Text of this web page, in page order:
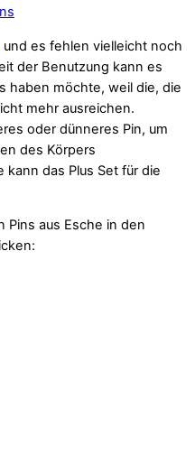
und es fehlen vielleicht noch
der Benutzung kann es
haben möchte, weil die, die
mehr ausreichen.
oder dünneres Pin, um
des Körpers
kann das Plus Set für die
Pins aus Esche in den